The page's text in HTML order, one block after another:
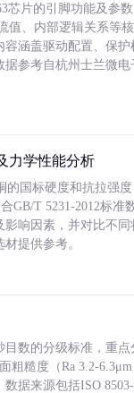
芯片的引脚功能及参
值、内部逻辑关系等
容涵盖驱动配置、保护
据参考自杭州士兰微电
力学性能分析
的国标硬度和抗拉强度
GB/T 5231-2012标准
影响因素，并对比不同
提供参考。
目数的分级标准，重点
粗糙度（Ra 3.2-
数据来源包括ISO